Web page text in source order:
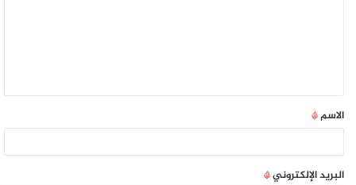
الاسم*
البريد الإلكتروني*